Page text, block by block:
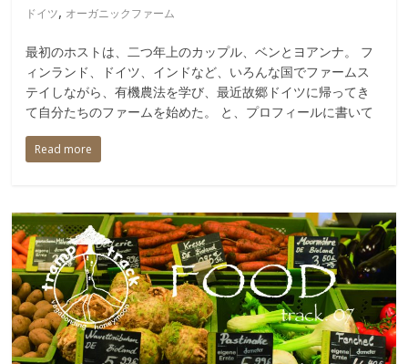
ドイツ, オーガニックファーム
最初のホストは、二つ年上のカップル、ベンとヨアンナ。 フ
ィンランド、ドイツ、インドなど、いろんな国でファームス
テイしながら、有機農法を学び、最近故郷ドイツに帰ってき
て自分たちのファームを始めた。 と、プロフィールに書いて
Read more